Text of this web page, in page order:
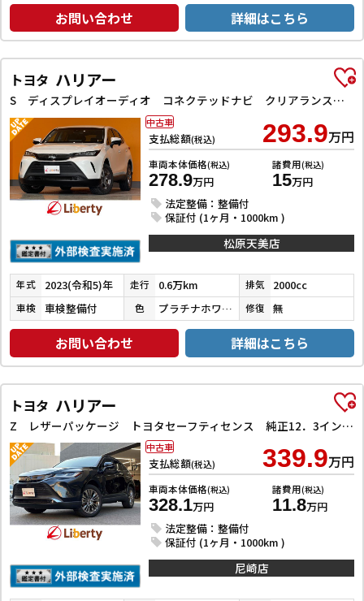
お問い合わせ 詳細はこちら
トヨタ ハリアー
S ディスプレイオーディオ コネクテッドナビ クリアランスソナー クルーズコントロール レーンアシスト 衝突被害軽減システム オートマチックハイビーム LEDヘッドランプ アルミホイール スマートキー
支払総額(税込) 293.9万円
車両本体価格(税込)
278.9万円
諸費用(税込)
15万円
法定整備：整備付
保証付 (1ヶ月・1000km )
中古車
松原天美店
年式 2023(令和5)年 走行 0.6万km 排気 2000cc
車検 車検整備付 色 プラチナホワイトパールマイカ 修復 無
お問い合わせ 詳細はこちら
トヨタ ハリアー
Z レザーパッケージ トヨタセーフティセンス 純正12．3インチJBLナビ Bluetooth対応 パノラミックビューモニター ETC2．0 パワーバックドア 前席シートヒーター LEDヘッドライト ステアリングヒータ
支払総額(税込) 339.9万円
車両本体価格(税込)
328.1万円
諸費用(税込)
11.8万円
法定整備：整備付
保証付 (1ヶ月・1000km )
中古車
尼崎店